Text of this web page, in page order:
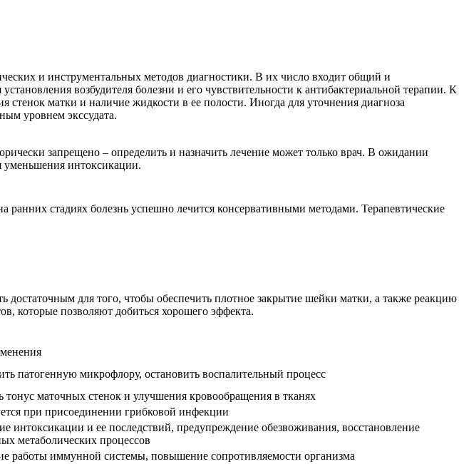
и инструментальных методов диагностики. В их число входит общий и
возбудителя болезни и его чувствительности к антибактериальной терапии. К
стенок матки и наличие жидкости в ее полости. Иногда для уточнения диагноза
уровнем экссудата.
запрещено – определить и назначить лечение может только врач. В ожидании
интоксикации.
стадиях болезнь успешно лечится консервативными методами. Терапевтические
для того, чтобы обеспечить плотное закрытие шейки матки, а также реакцию
которые позволяют добиться хорошего эффекта.
патогенную микрофлору, остановить воспалительный процесс
тонус маточных стенок и улучшения кровообращения в тканях
при присоединении грибковой инфекции
интоксикации и ее последствий, предупреждение обезвоживания, восстановление
метаболических процессов
работы иммунной системы, повышение сопротивляемости организма